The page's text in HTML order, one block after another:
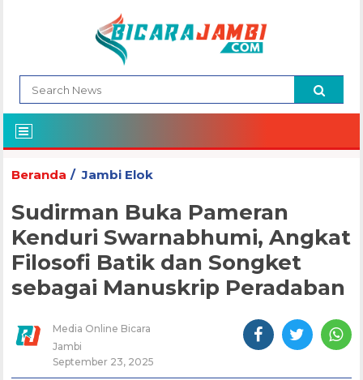
Beranda Jambi Elok
Sudirman Buka Pameran
Kenduri Swarnabhumi, Angkat
Filosofi Batik dan Songket
sebagai Manuskrip Peradaban
Media Online Bicara
Jambi
September 23, 2025